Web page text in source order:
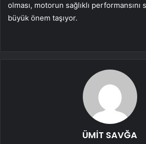
olması, motorun sağlıklı
büyük önem taşıyor.
ÜMİT SAVĞA